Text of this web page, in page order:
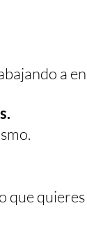
a
que